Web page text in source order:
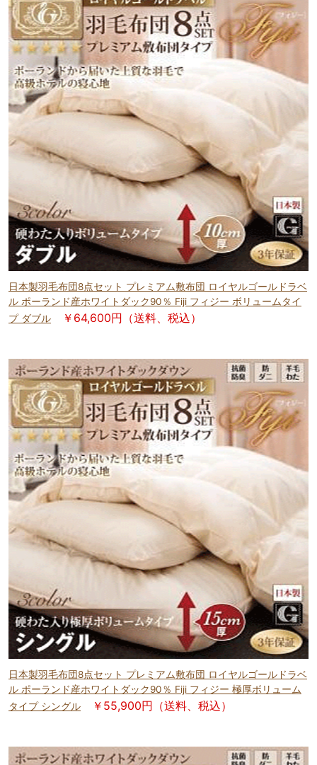
日本製羽毛布団8点セット プレミアム敷布団 ロイヤルゴールドラベ
ル ポーランド産ホワイトダック90％ Fiji フィジー ボリュームタイ
プ ダブル
￥64,600円（送料、税込）
日本製羽毛布団8点セット プレミアム敷布団 ロイヤルゴールドラベ
ル ポーランド産ホワイトダック90％ Fiji フィジー 極厚ボリューム
タイプ シングル
￥55,900円（送料、税込）